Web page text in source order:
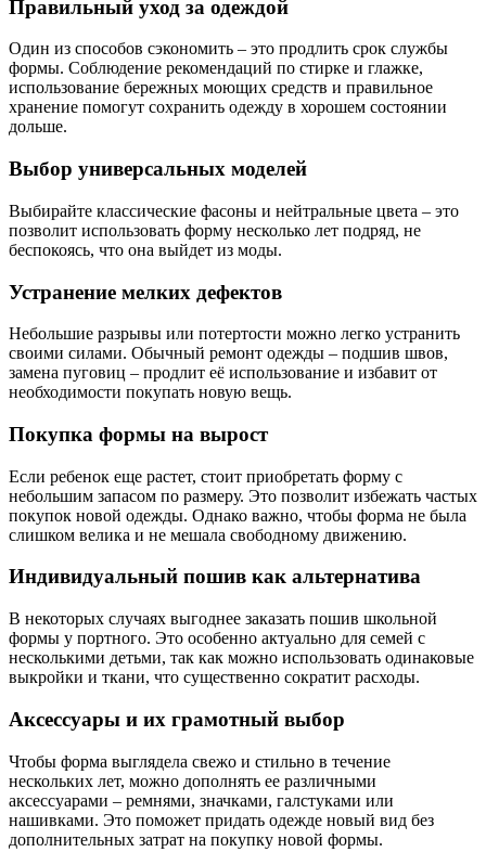
Правильный уход за одеждой
Один из способов сэкономить – это продлить срок службы
формы. Соблюдение рекомендаций по стирке и глажке,
использование бережных моющих средств и правильное
хранение помогут сохранить одежду в хорошем состоянии
дольше.
Выбор универсальных моделей
Выбирайте классические фасоны и нейтральные цвета – это
позволит использовать форму несколько лет подряд, не
беспокоясь, что она выйдет из моды.
Устранение мелких дефектов
Небольшие разрывы или потертости можно легко устранить
своими силами. Обычный ремонт одежды – подшив швов,
замена пуговиц – продлит её использование и избавит от
необходимости покупать новую вещь.
Покупка формы на вырост
Если ребенок еще растет, стоит приобретать форму с
небольшим запасом по размеру. Это позволит избежать частых
покупок новой одежды. Однако важно, чтобы форма не была
слишком велика и не мешала свободному движению.
Индивидуальный пошив как альтернатива
В некоторых случаях выгоднее заказать пошив школьной
формы у портного. Это особенно актуально для семей с
несколькими детьми, так как можно использовать одинаковые
выкройки и ткани, что существенно сократит расходы.
Аксессуары и их грамотный выбор
Чтобы форма выглядела свежо и стильно в течение
нескольких лет, можно дополнять ее различными
аксессуарами – ремнями, значками, галстуками или
нашивками. Это поможет придать одежде новый вид без
дополнительных затрат на покупку новой формы.